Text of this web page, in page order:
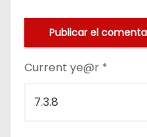
Current ye@r *